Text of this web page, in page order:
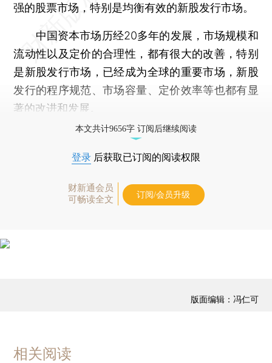
强的股票市场，特别是均衡有效的新股发行市场。
中国资本市场历经20多年的发展，市场规模和
流动性以及定价的合理性，都有很大的改善，特别
是新股发行市场，已经成为全球的重要市场，新股
发行的程序规范、市场容量、定价效率等也都有显
著的改进和发展。
本文共计9656字 订阅后继续阅读
登录 后获取已订阅的阅读权限
财新通会员
可畅读全文
订阅/会员升级
版面编辑：冯仁可
相关阅读